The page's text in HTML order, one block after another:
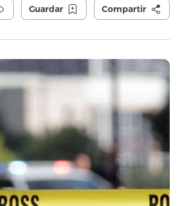
Guardar Compartir